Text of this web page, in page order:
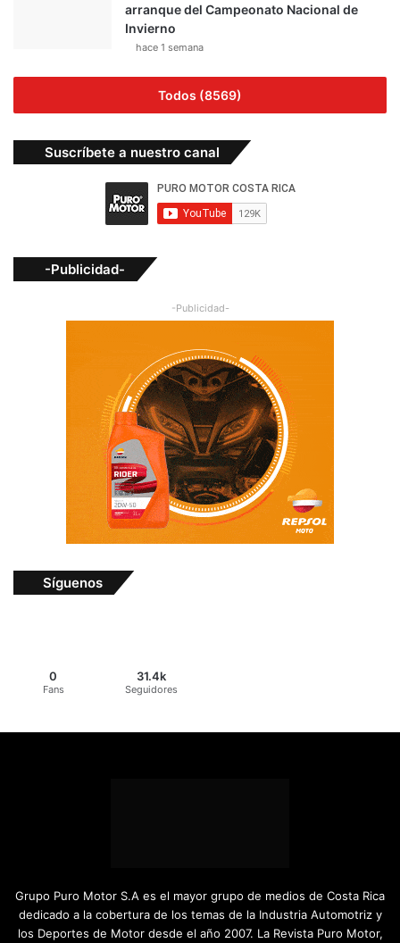
arranque del Campeonato Nacional de
Invierno
hace 1 semana
Todos (8569)
Suscríbete a nuestro canal
-Publicidad-
-Publicidad-
Síguenos
0
Fans
31.4k
Seguidores
Grupo Puro Motor S.A es el mayor grupo de medios de Costa Rica
dedicado a la cobertura de los temas de la Industria Automotriz y
los Deportes de Motor desde el año 2007. La Revista Puro Motor,